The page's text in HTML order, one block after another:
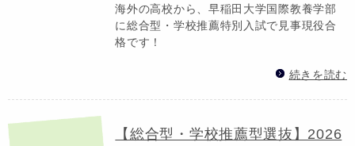
海外の高校から、早稲田大学国際教養学部
に総合型・学校推薦特別入試で見事現役合
格です！
続きを読む
【総合型・学校推薦型選抜】2026